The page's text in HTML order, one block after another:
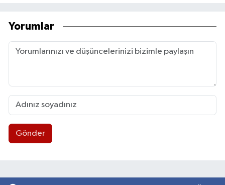
Yorumlar
Gönder